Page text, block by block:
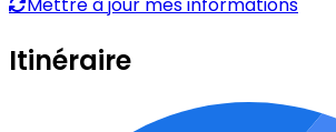
Mettre à jour mes informations
Itinéraire